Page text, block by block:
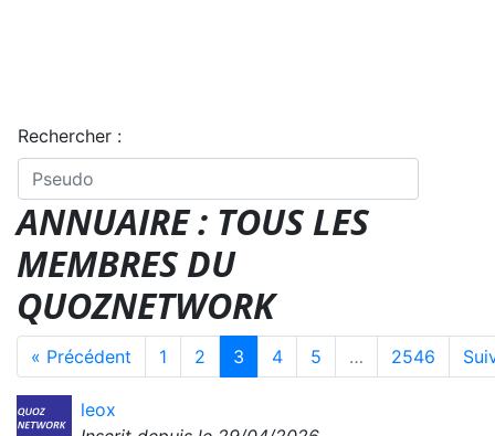
Rechercher :
ANNUAIRE : TOUS LES
MEMBRES DU
QUOZNETWORK
« Précédent 1 2 3 4 5 … 2546
leox